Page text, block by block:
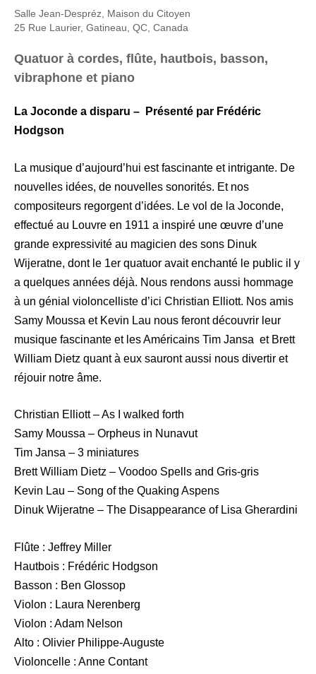
Salle Jean-Despréz, Maison du Citoyen
25 Rue Laurier, Gatineau, QC, Canada
Quatuor à cordes, flûte, hautbois, basson,
vibraphone et piano
La Joconde a disparu – Présenté par Frédéric
Hodgson
La musique d’aujourd’hui est fascinante et intrigante. De
nouvelles idées, de nouvelles sonorités. Et nos
compositeurs regorgent d’idées. Le vol de la Joconde,
effectué au Louvre en 1911 a inspiré une œuvre d’une
grande expressivité au magicien des sons Dinuk
Wijeratne, dont le 1er quatuor avait enchanté le public il y
a quelques années déjà. Nous rendons aussi hommage
à un génial violoncelliste d’ici Christian Elliott. Nos amis
Samy Moussa et Kevin Lau nous feront découvrir leur
musique fascinante et les Américains Tim Jansa et Brett
William Dietz quant à eux sauront aussi nous divertir et
réjouir notre âme.
Christian Elliott – As I walked forth
Samy Moussa – Orpheus in Nunavut
Tim Jansa – 3 miniatures
Brett William Dietz – Voodoo Spells and Gris-gris
Kevin Lau – Song of the Quaking Aspens
Dinuk Wijeratne – The Disappearance of Lisa Gherardini
Flûte : Jeffrey Miller
Hautbois : Frédéric Hodgson
Basson : Ben Glossop
Violon : Laura Nerenberg
Violon : Adam Nelson
Alto : Olivier Philippe-Auguste
Violoncelle : Anne Contant